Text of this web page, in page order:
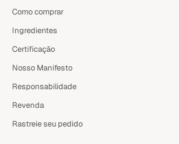
Como comprar
Ingredientes
Certificação
Nosso Manifesto
Responsabilidade
Revenda
Rastreie seu pedido